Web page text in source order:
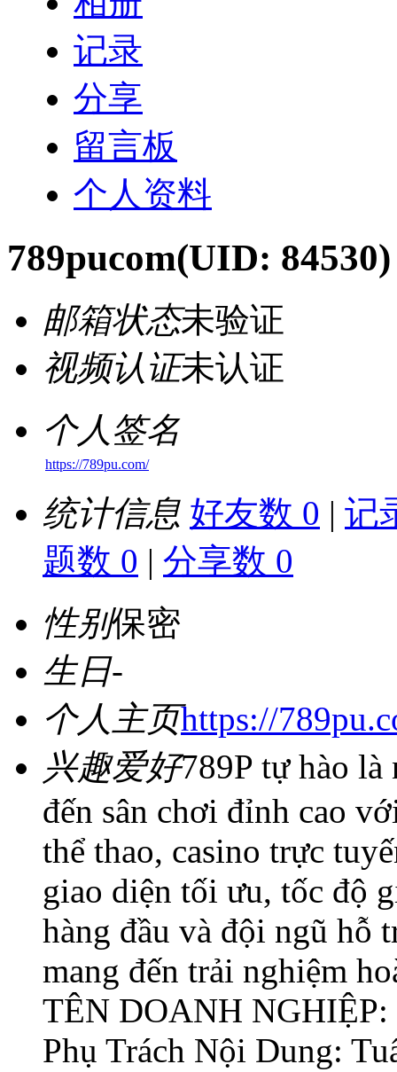
记录
分享
留言板
个人资料
789pucom(UID: 84530)
邮箱状态未验证
视频认证未认证
个人签名
https://789pu.com/
统计信息 好友数 0 | 记
题数 0 | 分享数 0
性别保密
生日-
个人主页https://
兴趣爱好789P tự hào là
đến sân chơi đỉnh cao
thể thao, casino trực
giao diện tối ưu, tốc độ
hàng đầu và đội ngũ hỗ
mang đến trải nghiệm
TÊN DOANH NGHIỆP:
Phụ Trách Nội Dung: